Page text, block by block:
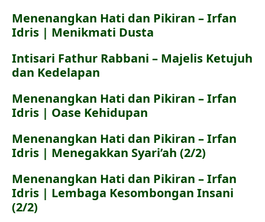
Menenangkan Hati dan Pikiran – Irfan
Idris | Menikmati Dusta
Intisari Fathur Rabbani – Majelis Ketujuh
dan Kedelapan
Menenangkan Hati dan Pikiran – Irfan
Idris | Oase Kehidupan
Menenangkan Hati dan Pikiran – Irfan
Idris | Menegakkan Syari’ah (2/2)
Menenangkan Hati dan Pikiran – Irfan
Idris | Lembaga Kesombongan Insani
(2/2)